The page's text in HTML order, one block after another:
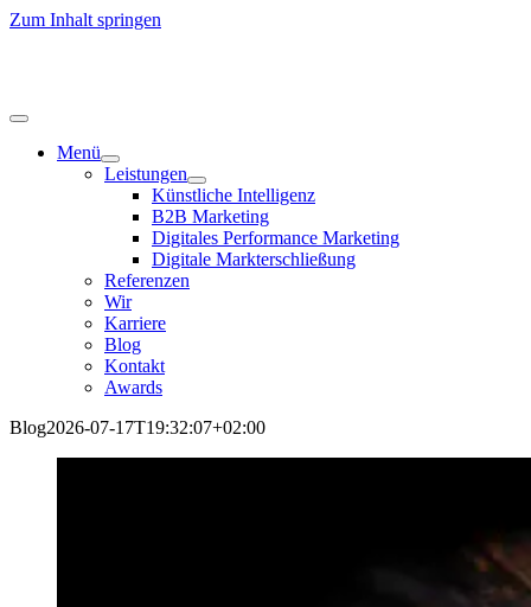
Zum Inhalt springen
Menü
Leistungen
Künstliche Intelligenz
B2B Marketing
Digitales Performance Marketing
Digitale Markterschließung
Referenzen
Wir
Karriere
Blog
Kontakt
Awards
Blog2026-07-17T19:32:07+02:00